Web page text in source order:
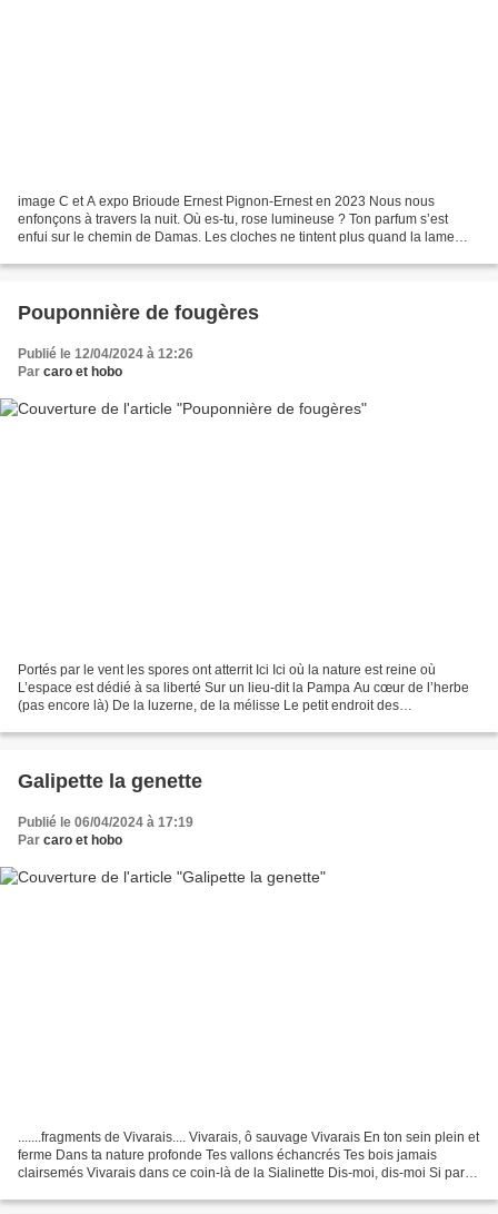
image C et A expo Brioude Ernest Pignon-Ernest en 2023 Nous nous
enfonçons à travers la nuit. Où es-tu, rose lumineuse ? Ton parfum s’est
enfui sur le chemin de Damas. Les cloches ne tintent plus quand la lame
Pouponnière de fougères
Publié le 12/04/2024 à 12:26
Par caro et hobo
Portés par le vent les spores ont atterrit Ici Ici où la nature est reine où
L’espace est dédié à sa liberté Sur un lieu-dit la Pampa Au cœur de l’herbe
(pas encore là) De la luzerne, de la mélisse Le petit endroit des
Galipette la genette
Publié le 06/04/2024 à 17:19
Par caro et hobo
.......fragments de Vivarais.... Vivarais, ô sauvage Vivarais En ton sein plein et
ferme Dans ta nature profonde Tes vallons échancrés Tes bois jamais
clairsemés Vivarais dans ce coin-là de la Sialinette Dis-moi, dis-moi Si par